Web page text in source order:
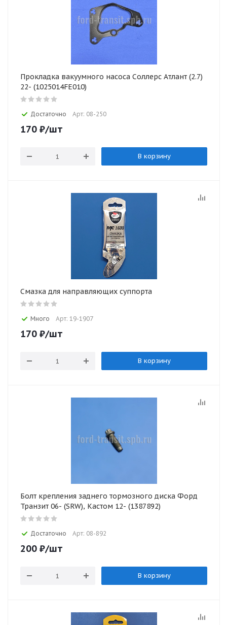
Прокладка вакуумного насоса Соллерс Атлант (2.7)
22- (1025014FE010)
Достаточно Арт: 08-250
170 ₽/шт
В корзину
Смазка для направляющих суппорта
Много Арт: 19-1907
170 ₽/шт
В корзину
Болт крепления заднего тормозного диска Форд
Транзит 06- (SRW), Кастом 12- (1387892)
Достаточно Арт: 08-892
200 ₽/шт
В корзину